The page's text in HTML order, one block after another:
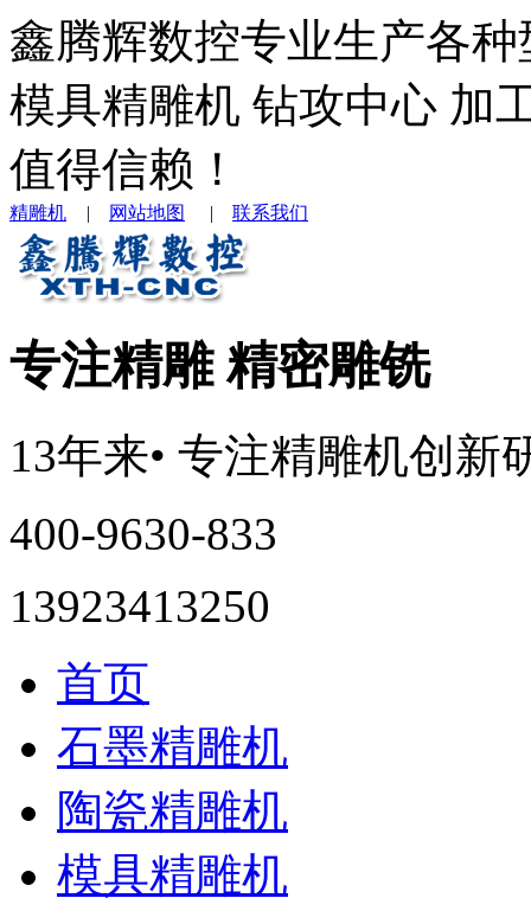
鑫腾辉数控专业生产各
模具精雕机 钻攻中心 加
值得信赖！
精雕机 | 网站地图 | 联系我们
专注精雕 精密雕铣
13年来• 专注精雕机创新
400-9630-833
13923413250
首页
石墨精雕机
陶瓷精雕机
模具精雕机